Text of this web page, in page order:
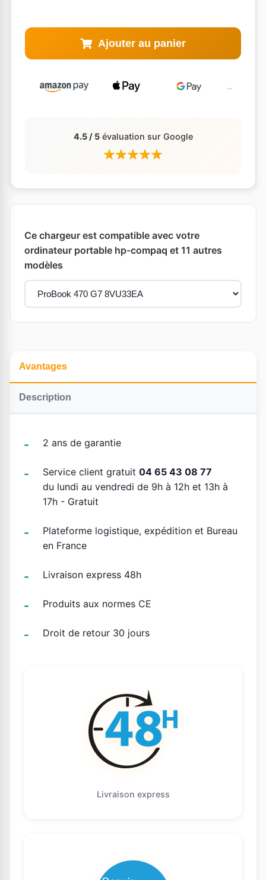
Ajouter au panier
4.5 / 5évaluation sur Google
Ce chargeur est compatible avec votre
ordinateur portable hp-compaq et 11 autres
modèles
Avantages
Description
2 ans de garantie
Service client gratuit 04 65 43 08 77
du lundi au vendredi de 9h à 12h et 13h à
17h - Gratuit
Plateforme logistique, expédition et Bureau
en France
Livraison express 48h
Produits aux normes CE
Droit de retour 30 jours
Livraison express